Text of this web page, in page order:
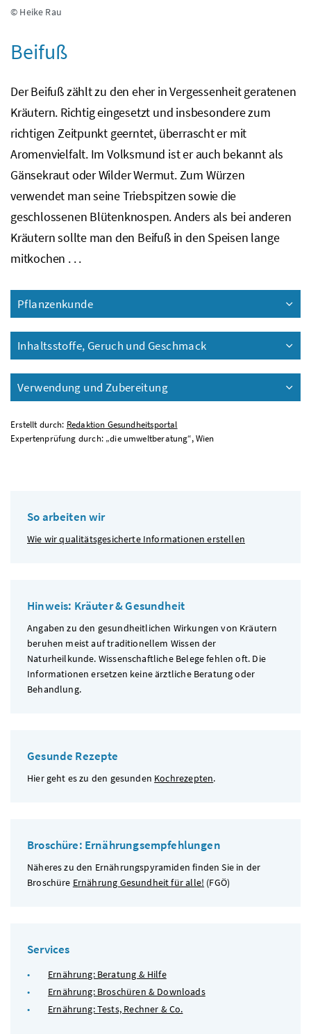
© Heike Rau
Beifuß
Der Beifuß zählt zu den eher in Vergessenheit geratenen
Kräutern. Richtig eingesetzt und insbesondere zum
richtigen Zeitpunkt geerntet, überrascht er mit
Aromenvielfalt. Im Volksmund ist er auch bekannt als
Gänsekraut oder Wilder Wermut. Zum Würzen
verwendet man seine Triebspitzen sowie die
geschlossenen Blütenknospen. Anders als bei anderen
Kräutern sollte man den Beifuß in den Speisen lange
mitkochen . . .
Pflanzenkunde
Inhaltsstoffe, Geruch und Geschmack
Verwendung und Zubereitung
Erstellt durch: Redaktion Gesundheitsportal
Expertenprüfung durch: „die umweltberatung“, Wien
So arbeiten wir
Wie wir qualitätsgesicherte Informationen erstellen
Hinweis: Kräuter & Gesundheit
Angaben zu den gesundheitlichen Wirkungen von Kräutern
beruhen meist auf traditionellem Wissen der
Naturheilkunde. Wissenschaftliche Belege fehlen oft. Die
Informationen ersetzen keine ärztliche Beratung oder
Behandlung.
Gesunde Rezepte
Hier geht es zu den gesunden Kochrezepten.
Broschüre: Ernährungsempfehlungen
Näheres zu den Ernährungspyramiden finden Sie in der
Broschüre Ernährung Gesundheit für alle! (FGÖ)
Services
Ernährung: Beratung & Hilfe
Ernährung: Broschüren & Downloads
Ernährung: Tests, Rechner & Co.